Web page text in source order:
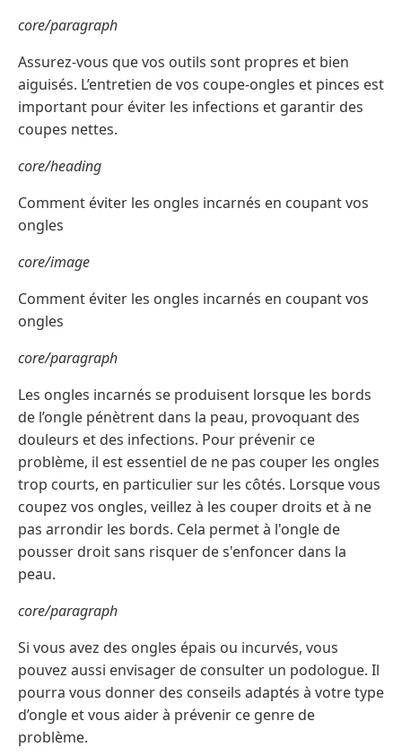
core/paragraph
Assurez-vous que vos outils sont propres et bien
aiguisés. L’entretien de vos coupe-ongles et pinces est
important pour éviter les infections et garantir des
coupes nettes.
core/heading
Comment éviter les ongles incarnés en coupant vos
ongles
core/image
Comment éviter les ongles incarnés en coupant vos
ongles
core/paragraph
Les ongles incarnés se produisent lorsque les bords
de l’ongle pénètrent dans la peau, provoquant des
douleurs et des infections. Pour prévenir ce
problème, il est essentiel de ne pas couper les ongles
trop courts, en particulier sur les côtés. Lorsque vous
coupez vos ongles, veillez à les couper droits et à ne
pas arrondir les bords. Cela permet à l'ongle de
pousser droit sans risquer de s'enfoncer dans la
peau.
core/paragraph
Si vous avez des ongles épais ou incurvés, vous
pouvez aussi envisager de consulter un podologue. Il
pourra vous donner des conseils adaptés à votre type
d’ongle et vous aider à prévenir ce genre de
problème.